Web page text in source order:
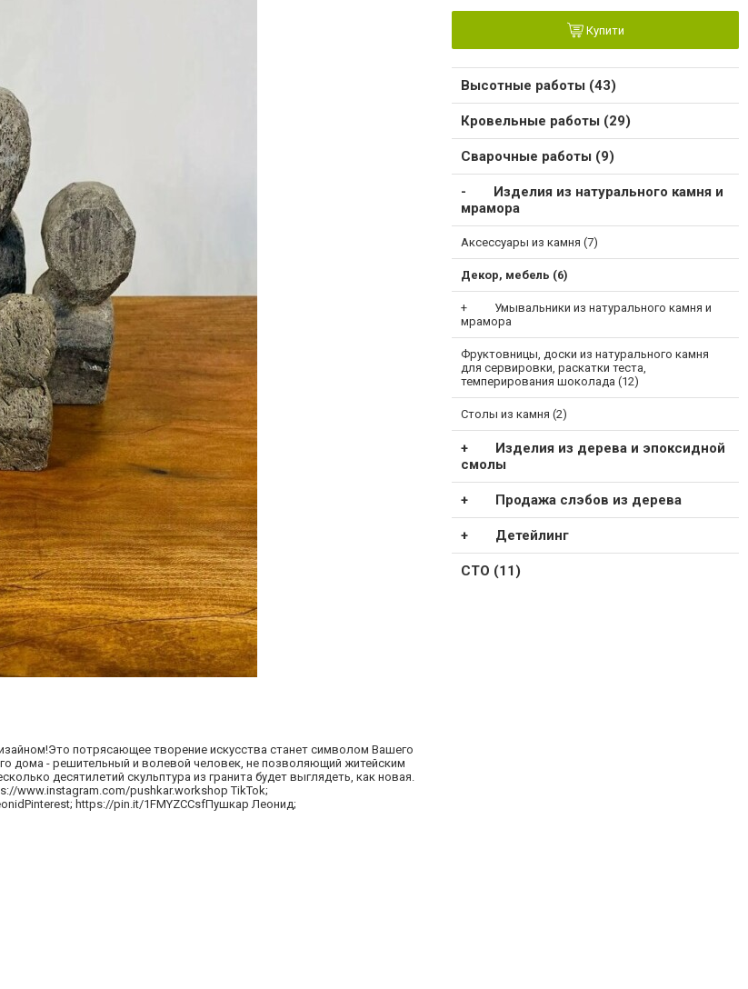
потрясающее творение искусства станет символом Вашего
дома - решительный и волевой человек, не позволяющий житейским
десятилетий скульптура из гранита будет выглядеть, как новая.
www.instagram.com/pushkar.workshop TikTok;
https://pin.it/1FMYZCCsfПушкар Леонид;
Купити
Высотные работы (43)
Кровельные работы (29)
Сварочные работы (9)
Изделия из натурального камня и
мрамора
Аксессуары из камня (7)
Декор, мебель (6)
Умывальники из натурального камня и
мрамора
Фруктовницы, доски из натурального камня
для сервировки, раскатки теста,
темперирования шоколада (12)
Столы из камня (2)
Изделия из дерева и эпоксидной
смолы
Продажа слэбов из дерева
Детейлинг
СТО (11)